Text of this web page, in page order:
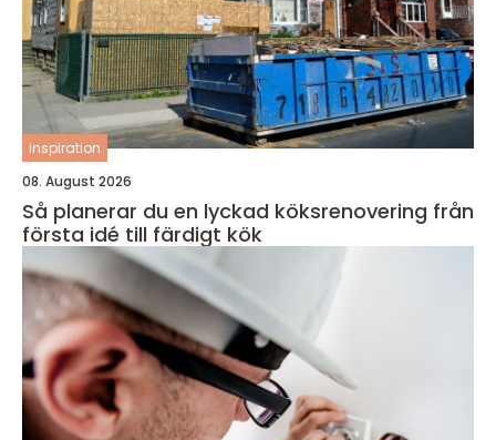
inspiration
08. August 2026
Så planerar du en lyckad köksrenovering från
första idé till färdigt kök